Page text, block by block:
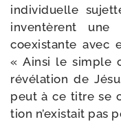
indi­vi­duelle
inven­tèrent une
coexis­tante avec
« Ainsi le simple
révé­la­tion de
peut à ce titre se
tion n’existait pas